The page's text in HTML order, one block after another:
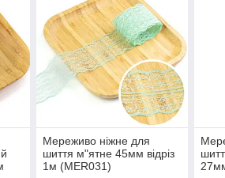
Мереживо ніжне для
шиття м"ятне 45мм відріз
1м (MER031)